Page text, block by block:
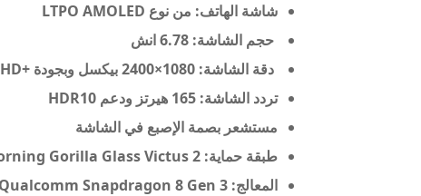
شاشة الهاتف: من نوع LTPO AMOLED
حجم الشاشة: 6.78 انش
دقة الشاشة: 1080×2400 بيكسل وبجودة +FHD
تردد الشاشة: 165 هيرتز ودعم HDR10
مستشعر بصمة الإصبع في الشاشة
طبقة حماية: Corning Gorilla Glass Victus 2
المعالج: Qualcomm Snapdragon 8 Gen 3